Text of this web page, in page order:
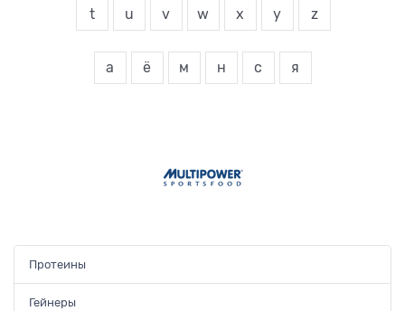
t u v w x y z
а ё м н с я
Протеины
Гейнеры